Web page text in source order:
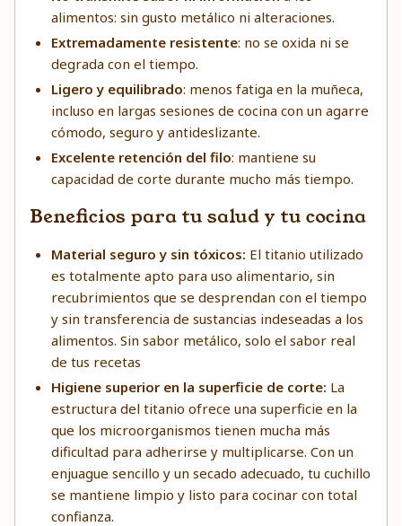
alimentos: sin gusto metálico ni alteraciones.
Extremadamente resistente: no se oxida ni se
degrada con el tiempo.
Ligero y equilibrado: menos fatiga en la muñeca,
incluso en largas sesiones de cocina con un agarre
cómodo, seguro y antideslizante.
Excelente retención del filo: mantiene su
capacidad de corte durante mucho más tiempo.
Beneficios para tu salud y tu cocina
Material seguro y sin tóxicos: El titanio utilizado
es totalmente apto para uso alimentario, sin
recubrimientos que se desprendan con el tiempo
y sin transferencia de sustancias indeseadas a los
alimentos. Sin sabor metálico, solo el sabor real
de tus recetas
Higiene superior en la superficie de corte: La
estructura del titanio ofrece una superficie en la
que los microorganismos tienen mucha más
dificultad para adherirse y multiplicarse. Con un
enjuague sencillo y un secado adecuado, tu cuchillo
se mantiene limpio y listo para cocinar con total
confianza.